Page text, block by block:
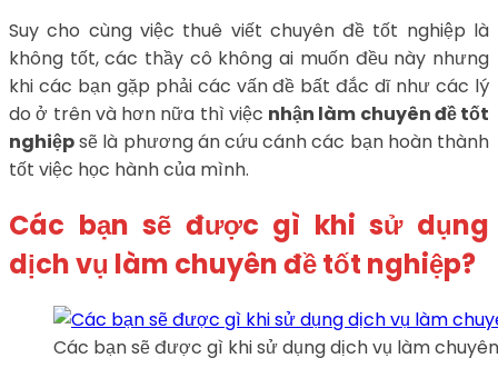
Suy cho cùng việc thuê viết chuyên đề tốt nghiệp là
không tốt, các thầy cô không ai muốn đều này nhưng
khi các bạn gặp phải các vấn đề bất đắc dĩ như các lý
do ở trên và hơn nữa thì việc nhận làm chuyên đề tốt
nghiệpsẽ là phương án cứu cánh các bạn hoàn thành
tốt việc học hành của mình.
Các bạn sẽ được gì khi sử dụng
dịch vụ làm chuyên đề tốt nghiệp?
Các bạn sẽ được gì khi sử dụng dịch vụ làm